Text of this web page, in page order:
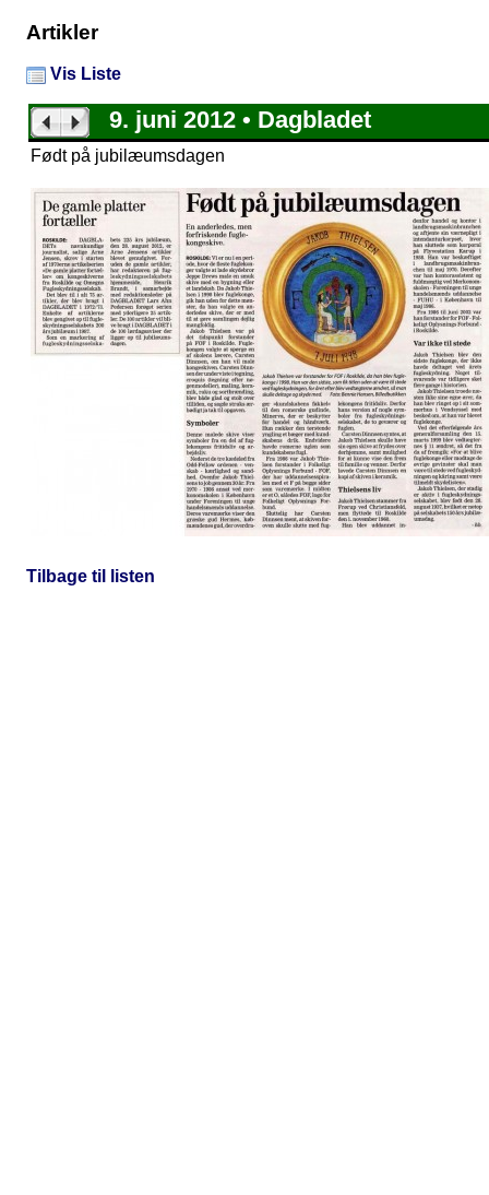
Artikler
Vis Liste
9. juni 2012 • Dagbladet
Født på jubilæumsdagen
Tilbage til listen